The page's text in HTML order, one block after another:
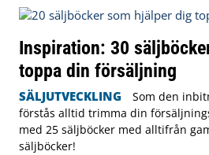
Inspiration: 30
toppa din försäljning
SÄLJUTVECKLING
Som den
förstås alltid trimma din
med 25 säljböcker med alltifrån
säljböcker!